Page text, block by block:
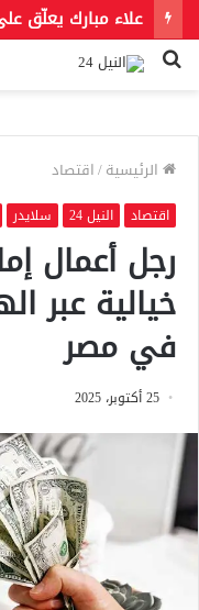
بحث
الرئيسية/اقتصاد
اقتصاد النيل 24 سلايدر
رجل أعمال
في مصر
25 أكتوبر، 2025